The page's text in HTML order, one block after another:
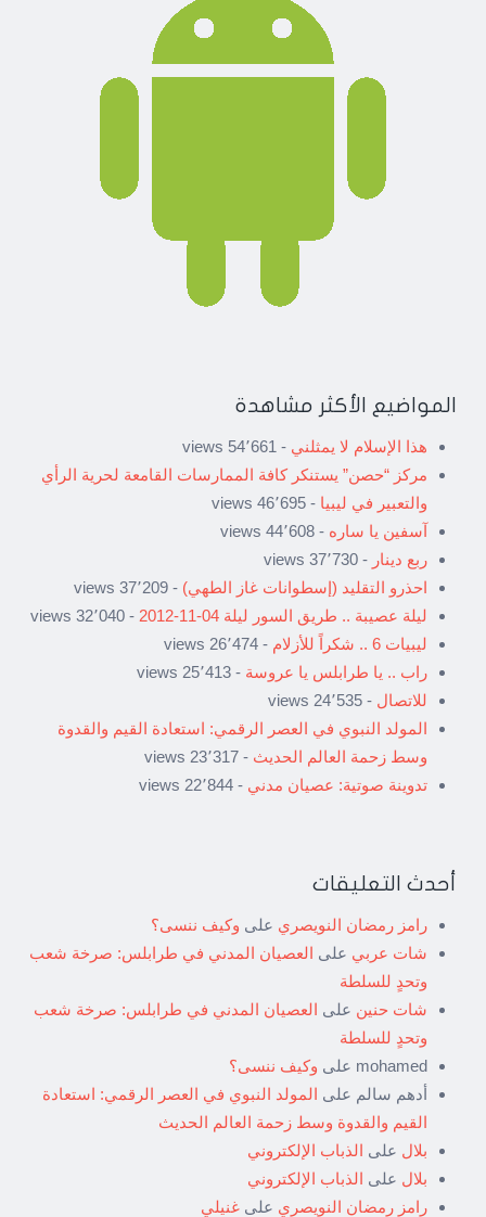
المواضيع الأكثر مشاهدة
هذا الإسلام لا يمثلني - 54٬661 views
مركز “حصن” يستنكر كافة الممارسات القامعة لحرية الرأي
والتعبير في ليبيا - 46٬695 views
آسفين يا ساره - 44٬608 views
ربع دينار - 37٬730 views
احذرو التقليد (إسطوانات غاز الطهي) - 37٬209 views
ليلة عصيبة .. طريق السور ليلة 04-11-2012
- 32٬040 views
ليبيات 6 .. شكراً للأزلام
- 26٬474 views
راب .. يا طرابلس يا عروسة - 25٬413 views
للاتصال - 24٬535 views
المولد النبوي في العصر الرقمي: استعادة القيم والقدوة
وسط زحمة العالم الحديث - 23٬317 views
تدوينة صوتية: عصيان مدني - 22٬844 views
أحدث التعليقات
رامز رمضان النويصري على وكيف ننسى؟
شات عربي على العصيان المدني في طرابلس: صرخة شعب
وتحدٍ للسلطة
شات حنين على العصيان المدني في طرابلس: صرخة شعب
وتحدٍ للسلطة
mohamed على وكيف ننسى؟
أدهم سالم على المولد النبوي في العصر الرقمي: استعادة
القيم والقدوة وسط زحمة العالم الحديث
بلال على الذباب الإلكتروني
بلال على الذباب الإلكتروني
رامز رمضان النويصري على غنيلي